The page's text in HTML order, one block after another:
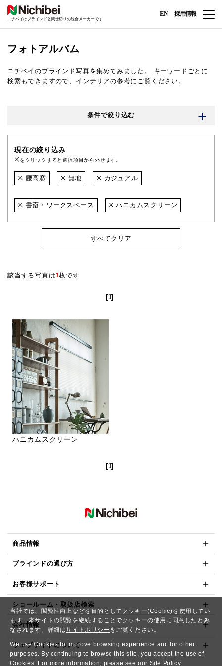
当社では、閲覧性向上などを目的としてクッキー(Cookie)を使用してい
ます。本サイトの閲覧を継続することでクッキーの使用に同意したとみ
なされます。詳細はサイトポリシー をご覧ください。
We use Cookies to improve browsing experience and for other
purposes. By continuing to browse this site, you accept the use of
Cookies. For more information, please see our Site Policy.
ニチベイはブラインドと間仕切りの総合メーカーです
EN 採用情報
フォトアルバム
ニチベイのブラインド写真を集めてみました。
キーワードごとに
検索もできますので、インテリアの参考にご覧ください。
条件で絞り込む
現在の絞り込み
をクリックすると選択項目から外せます。
腰高窓 無地 カジュアル
書斎・ワークスペース ハニカムスクリーン
すべてクリア
該当する写真は1枚です
[1]
ハニカムスクリーン
[1]
商品情報
ブラインドの選び方
お客様サポート
ショールーム・取扱店検索
会社情報
ウェブサイトについて